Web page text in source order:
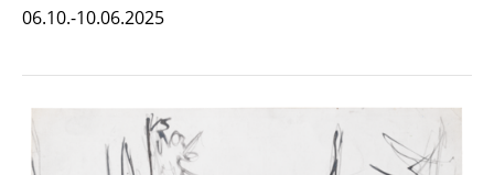
06.10.-10.06.2025